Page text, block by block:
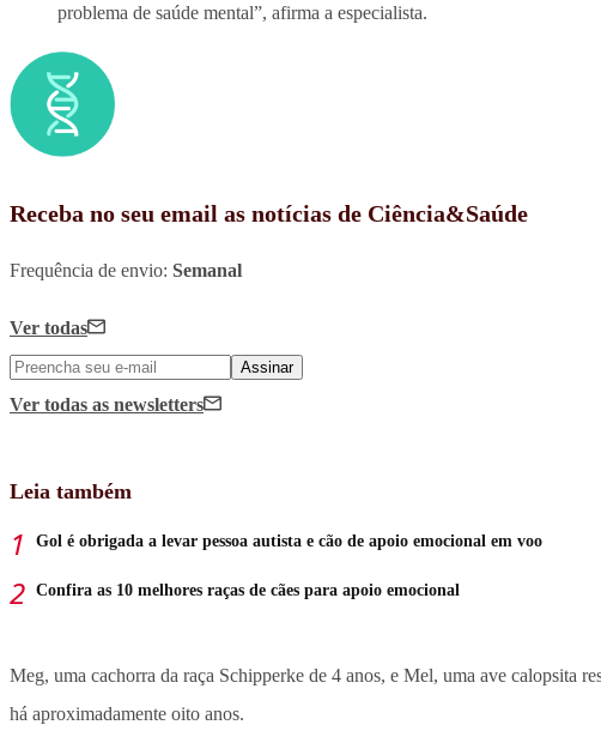
problema de saúde mental”, afirma a especialista.
Receba no seu email as notícias de Ciência&Saúde
Frequência de envio: Semanal
Ver todas
Assinar
Ver todas as newsletters
Leia também
Gol é obrigada a levar pessoa autista e cão de apoio emocional em voo
Confira as 10 melhores raças de cães para apoio emocional
Meg, uma cachorra da raça Schipperke de 4 anos, e Mel, uma ave calopsita
há aproximadamente oito anos.